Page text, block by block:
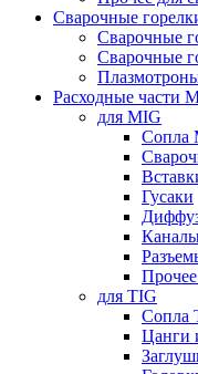
Сварочные
Сварочные
Сварочные
Расходные части
для MIG
Сопла
Гусаки
для TIG
Сопла
Цанги